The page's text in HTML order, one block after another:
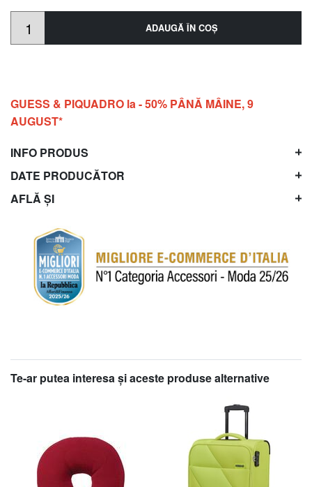
ADAUGĂ ÎN COŞ
GUESS & PIQUADRO la - 50% PÂNĂ MÂINE, 9
AUGUST*
INFO PRODUS
DATE PRODUCĂTOR
AFLĂ ȘI
Te-ar putea interesa şi aceste produse alternative